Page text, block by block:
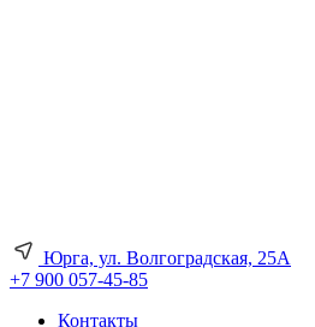
Юрга, ул. Волгоградская, 25А
+7 900 057-45-85
Контакты